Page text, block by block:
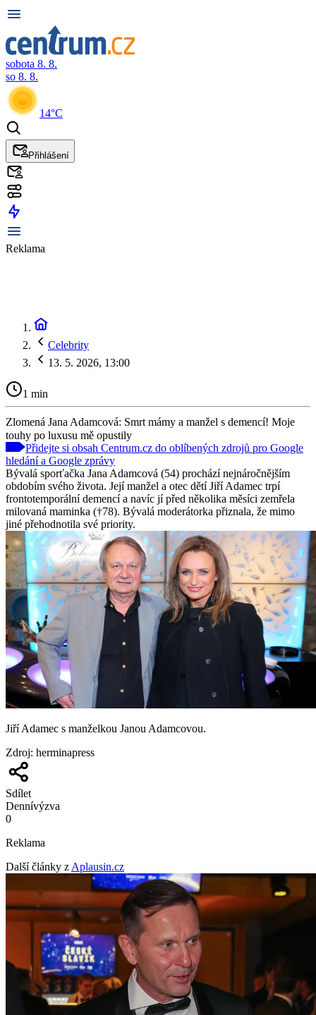
sobota 8. 8.
so 8. 8.
14°C
Přihlášení
Reklama
Celebrity
13. 5. 2026, 13:00
1 min
Zlomená Jana Adamcová: Smrt mámy a manžel s demencí! Moje
touhy po luxusu mě opustily
Přidejte si obsah Centrum.cz do oblíbených zdrojů pro Google
hledání a Google zprávy
Bývalá sporťačka Jana Adamcová (54) prochází nejnáročnějším
obdobím svého života. Její manžel a otec dětí Jiří Adamec trpí
frontotemporální demencí a navíc jí před několika měsíci zemřela
milovaná maminka (†78). Bývalá moderátorka přiznala, že mimo
jiné přehodnotila své priority.
Jiří Adamec s manželkou Janou Adamcovou.
Zdroj: herminapress
Sdílet
Dennívýzva
0
Reklama
Další články z Aplausin.cz